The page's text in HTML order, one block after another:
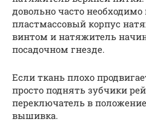
довольно часто
пластмассовый корпус
винтом и натяжитель
посадочном гнезде.
Если ткань плохо
просто поднять зубчики
переключатель в
вышивка.